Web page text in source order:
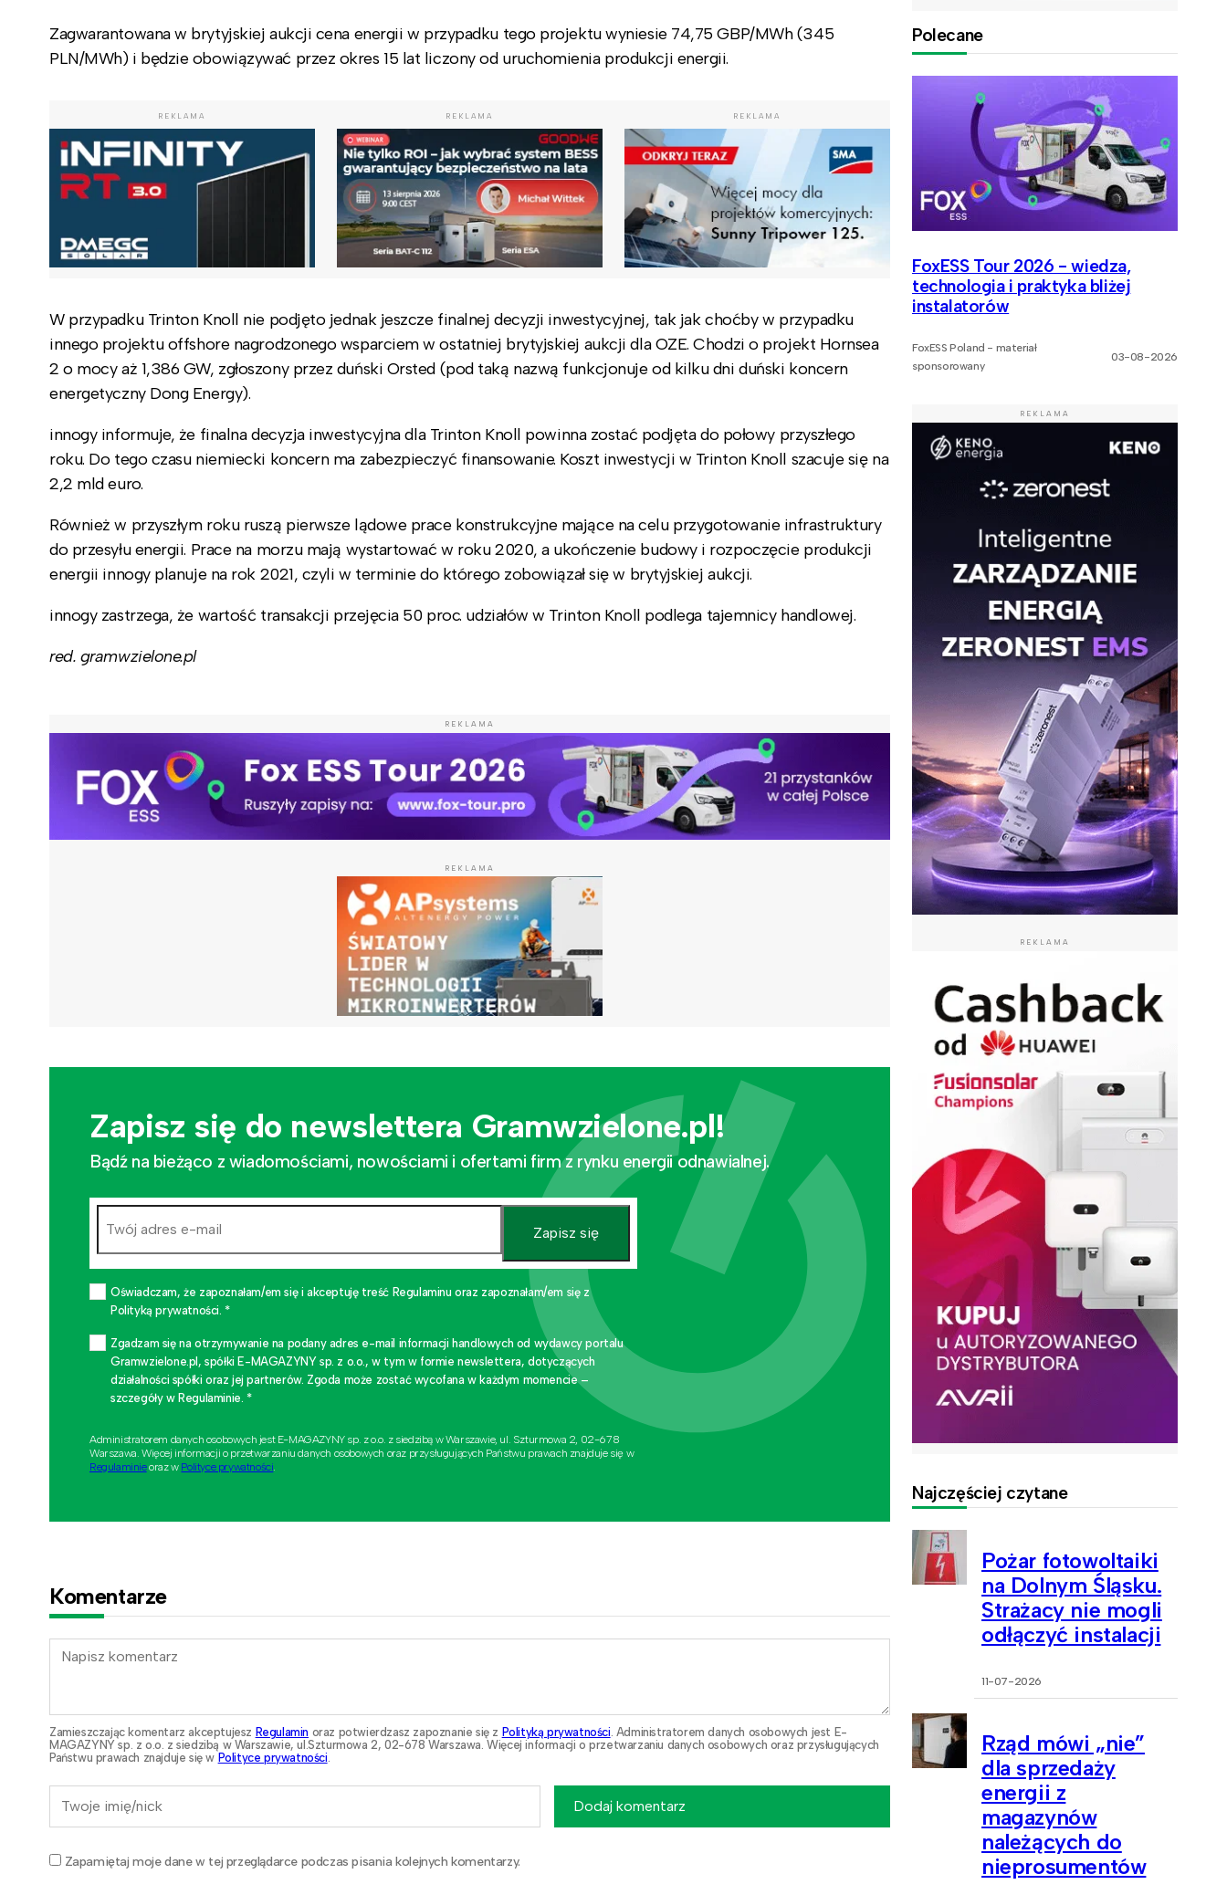
Zagwarantowana w brytyjskiej aukcji cena energii w przypadku tego projektu wyniesie 74,75 GBP/MWh (345
PLN/MWh) i będzie obowiązywać przez okres 15 lat liczony od uruchomienia produkcji energii.
REKLAMA REKLAMA REKLAMA
W przypadku Trinton Knoll nie podjęto jednak jeszcze finalnej decyzji inwestycyjnej, tak jak choćby w przypadku
innego projektu offshore nagrodzonego wsparciem w ostatniej brytyjskiej aukcji dla OZE. Chodzi o projekt Hornsea
2 o mocy aż 1,386 GW, zgłoszony przez duński Orsted (pod taką nazwą funkcjonuje od kilku dni duński koncern
energetyczny Dong Energy).
innogy informuje, że finalna decyzja inwestycyjna dla Trinton Knoll powinna zostać podjęta do połowy przyszłego
roku. Do tego czasu niemiecki koncern ma zabezpieczyć finansowanie. Koszt inwestycji w Trinton Knoll szacuje się na
2,2 mld euro.
Również w przyszłym roku ruszą pierwsze lądowe prace konstrukcyjne mające na celu przygotowanie infrastruktury
do przesyłu energii. Prace na morzu mają wystartować w roku 2020, a ukończenie budowy i rozpoczęcie produkcji
energii innogy planuje na rok 2021, czyli w terminie do którego zobowiązał się w brytyjskiej aukcji.
innogy zastrzega, że wartość transakcji przejęcia 50 proc. udziałów w Trinton Knoll podlega tajemnicy handlowej.
red. gramwzielone.pl
REKLAMA
REKLAMA
Zapisz się do newslettera Gramwzielone.pl!
Bądź na bieżąco z wiadomościami, nowościami i ofertami firm z rynku energii odnawialnej.
Zapisz się
Oświadczam, że zapoznałam/em się i akceptuję treść Regulaminu oraz zapoznałam/em się z
Polityką prywatności. *
Zgadzam się na otrzymywanie na podany adres e-mail informacji handlowych od wydawcy portalu
Gramwzielone.pl, spółki E-MAGAZYNY sp. z o.o., w tym w formie newslettera, dotyczących
działalności spółki oraz jej partnerów. Zgoda może zostać wycofana w każdym momencie –
szczegóły w Regulaminie. *
Administratorem danych osobowych jest E-MAGAZYNY sp. z o.o. z siedzibą w Warszawie, ul. Szturmowa 2, 02-678
Warszawa. Więcej informacji o przetwarzaniu danych osobowych oraz przysługujących Państwu prawach znajduje się w
Regulaminieoraz w Polityce prywatności
Komentarze
Zamieszczając komentarz akceptujesz Regulamin oraz potwierdzasz zapoznanie się z Polityką prywatności . Administratorem danych osobowych jest E-
MAGAZYNY sp. z o.o. z siedzibą w Warszawie, ul.Szturmowa 2, 02-678 Warszawa. Więcej informacji o przetwarzaniu danych osobowych oraz przysługujących
Państwu prawach znajduje się w Polityce prywatności
Zapamiętaj moje dane w tej przeglądarce podczas pisania kolejnych komentarzy.
Dodaj komentarz
Polecane
FoxESS Tour 2026 - wiedza,
technologia i praktyka bliżej
instalatorów
FoxESS Poland - materiał
sponsorowany
03-08-2026
REKLAMA
REKLAMA
Najczęściej czytane
Pożar fotowoltaiki
na Dolnym Śląsku.
Strażacy nie mogli
odłączyć instalacji
11-07-2026
Rząd mówi „nie”
dla sprzedaży
energii z
magazynów
należących do
nieprosumentów